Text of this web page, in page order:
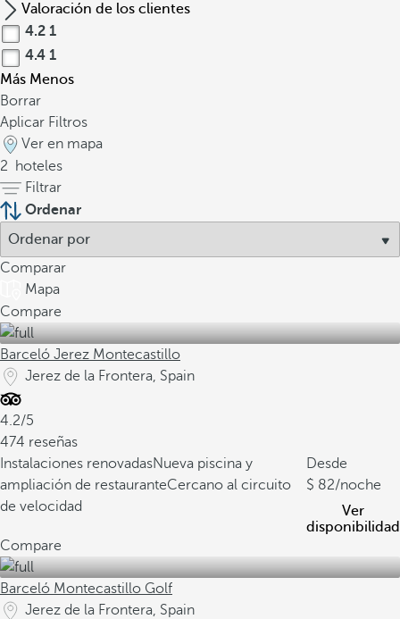
Valoración de los clientes
4.2 1
4.4 1
Más Menos
Borrar
Aplicar Filtros
Ver en mapa
2
hoteles
Filtrar
Ordenar
Comparar
Mapa
Compare
Barceló Jerez Montecastillo
Jerez de la Frontera, Spain
4.2/5
474 reseñas
Instalaciones renovadasNueva piscina y
ampliación de restauranteCercano al circuito
de velocidad
Desde
82/noche
Ver
disponibilidad
Compare
Barceló Montecastillo Golf
Jerez de la Frontera, Spain